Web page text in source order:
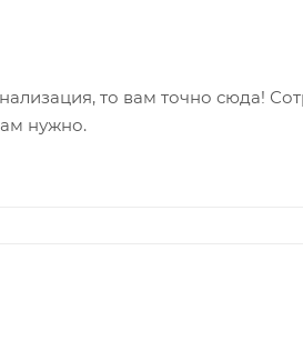
то вам точно сюда!
нужно.